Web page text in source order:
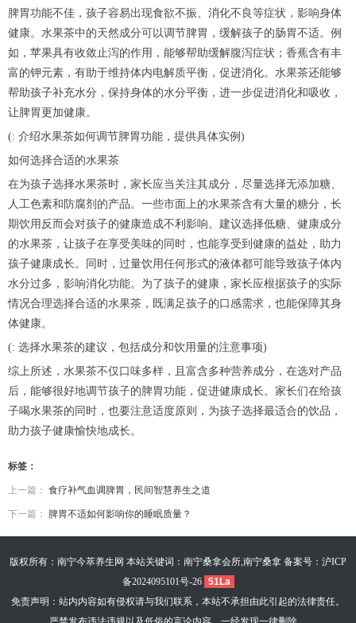
脾胃功能不佳，孩子容易出现食欲不振、消化不良等症状，影响身体
健康。水果茶中的天然成分可以调节脾胃，缓解孩子的肠胃不适。例
如，苹果具有收敛止泻的作用，能够帮助缓解腹泻症状；香蕉含有丰
富的钾元素，有助于维持体内电解质平衡，促进消化。水果茶还能够
帮助孩子补充水分，保持身体的水分平衡，进一步促进消化和吸收，
让脾胃更加健康。
(: 介绍水果茶如何调节脾胃功能，提供具体实例)
如何选择合适的水果茶
在为孩子选择水果茶时，家长应当关注其成分，尽量选择无添加糖、
人工色素和防腐剂的产品。一些市面上的水果茶含有大量的糖分，长
期饮用反而会对孩子的健康造成不利影响。建议选择低糖、健康成分
的水果茶，让孩子在享受美味的同时，也能享受到健康的益处，助力
孩子健康成长。同时，过量饮用任何形式的液体都可能导致孩子体内
水分过多，影响消化功能。为了孩子的健康，家长应根据孩子的实际
情况合理选择合适的水果茶，既满足孩子的口感需求，也能保障其身
体健康。
(: 选择水果茶的建议，包括成分和饮用量的注意事项)
综上所述，水果茶不仅口味多样，且富含多种营养成分，在选对产品
后，能够很好地调节孩子的脾胃功能，促进健康成长。家长们在给孩
子喝水果茶的同时，也要注意适度原则，为孩子选择最适合的饮品，
助力孩子健康愉快地成长。
标签：
上一篇： 食疗补气血调脾胃，民间智慧养生之道
下一篇： 脾胃不适如何影响你的睡眠质量？
版权所有：南宁今萃养生网 本站关键词：南宁桑拿会所,南宁桑拿 备案号： 沪ICP
备2024095101号-26
51La
免责声明：站内内容如有侵权请与我们联系，本站不承担由此引起的法律责任。